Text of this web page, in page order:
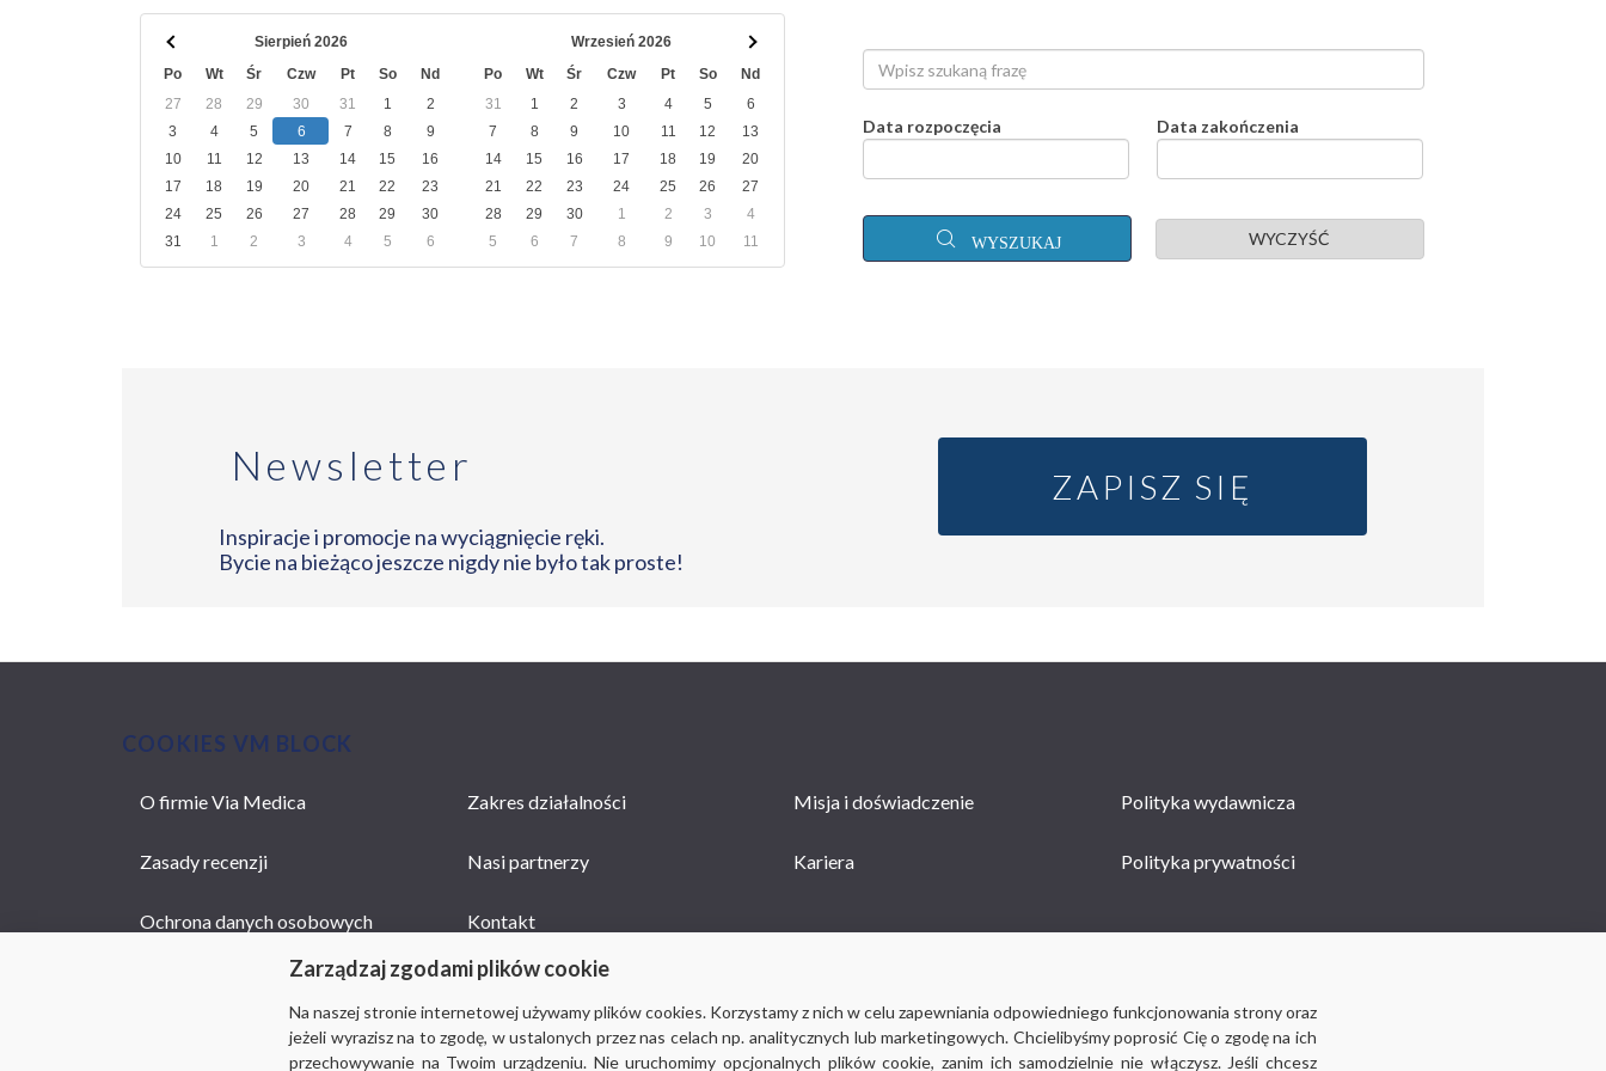
Sierpień 2026
Po
Wt Śr Czw Pt So
Nd
27
28 29 30 31 1
2
3
4 5 6 7 8
9
10
11 12 13 14 15
16
17
18 19 20 21 22
23
24
25 26 27 28 29
30
31
1 2 3 4 5 6
Wrzesień 2026
Po
Wt Śr Czw Pt So
Nd
31
1 2 3 4 5
6
7
8 9 10 11 12
13
14
15 16 17 18 19
20
21
22 23 24 25 26
27
28
29 30 1 2 3
4
5
6 7 8 9 10 11
Data rozpoczęcia Data zakończenia
WYSZUKAJ WYCZYŚĆ
Newsletter
Inspiracje i promocje na wyciągnięcie ręki.
Bycie na bieżąco jeszcze nigdy nie było tak proste!
ZAPISZ SIĘ
COOKIES VM BLOCK
Zarządzaj zgodami plików cookie
Na naszej stronie internetowej używamy plików cookies. Korzystamy z nich w celu zapewniania odpowiedniego funkcjonowania strony oraz
jeżeli wyrazisz na to zgodę, w ustalonych przez nas celach np. analitycznych lub marketingowych. Chcielibyśmy poprosić Cię o zgodę na ich
przechowywanie na Twoim urządzeniu. Nie uruchomimy opcjonalnych plików cookie, zanim ich samodzielnie nie włączysz. Jeśli chcesz
MAIN
O firmie Via Medica Zakres działalności Misja i doświadczenie Polityka wydawnicza
Zasady recenzji Nasi partnerzy Kariera Polityka prywatności
Ochrona danych osobowych Kontakt
© 2018-2019Via Medica, wszystkie prawa zastrzeżone